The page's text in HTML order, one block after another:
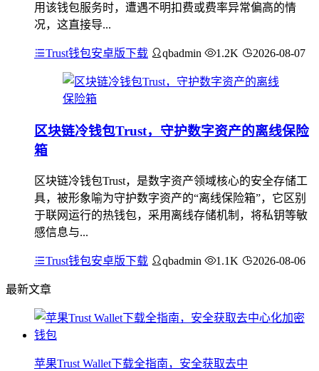
用该钱包服务时，遭遇不明扣费或费率异常偏高的情
况，这直接导...
Trust钱包安卓版下载 qbadmin 1.2K 2026-08-07
区块链冷钱包Trust，守护数字资产的离线保险
箱
区块链冷钱包Trust，是数字资产领域核心的安全存储工
具，被形象喻为守护数字资产的“离线保险箱”，它区别
于联网运行的热钱包，采用离线存储机制，将私钥等敏
感信息与...
Trust钱包安卓版下载 qbadmin 1.1K 2026-08-06
最新文章
苹果Trust Wallet下载全指南，安全获取去中